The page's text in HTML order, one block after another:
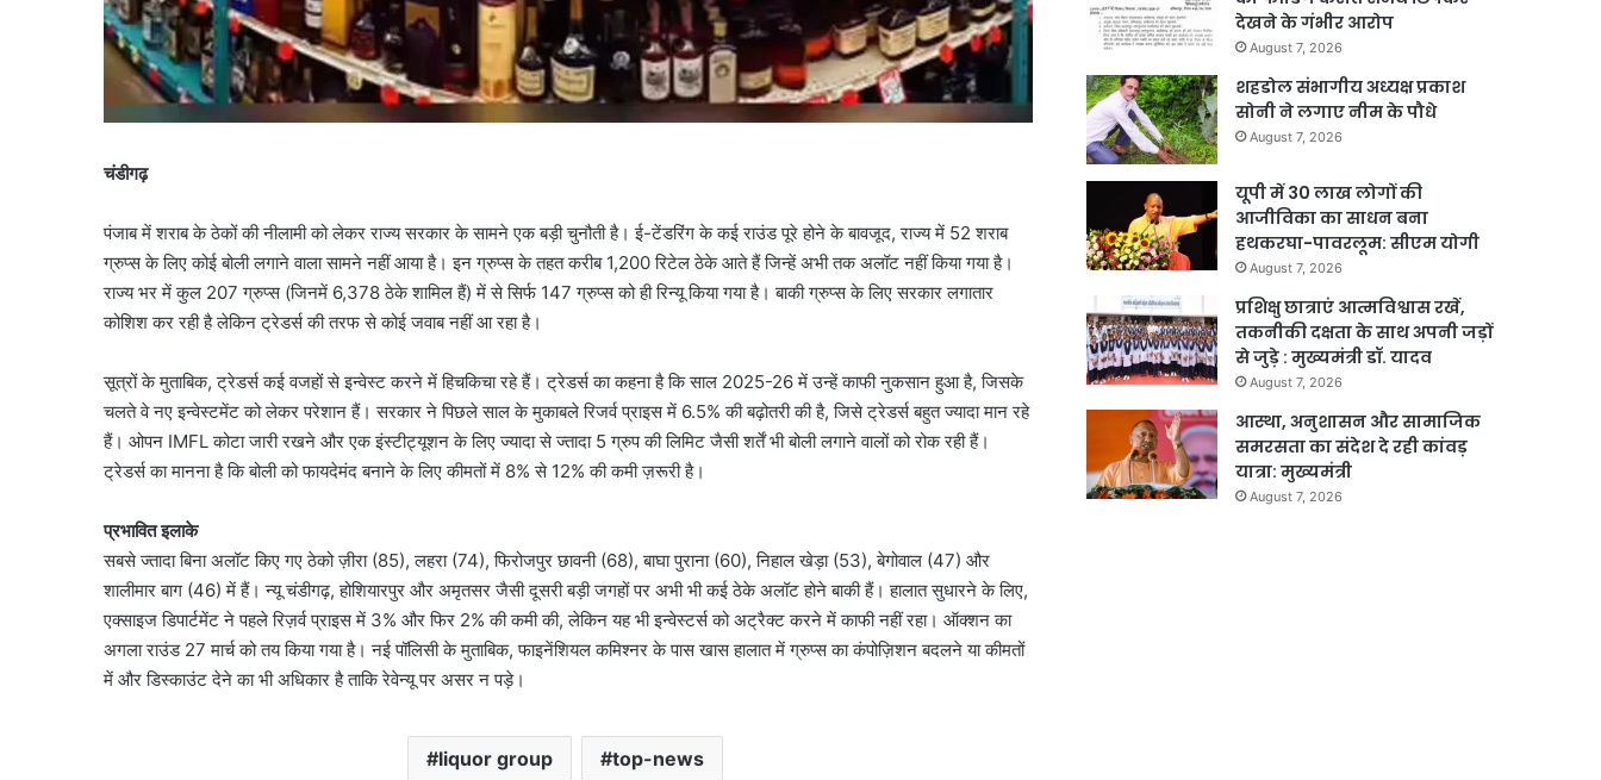
चंडीगढ़
पंजाब में शराब के ठेकों की नीलामी को लेकर राज्य सरकार के सामने एक बड़ी चुनौती है। ई-टेंडरिंग के कई राउंड पूरे होने के बावजूद, राज्य में 52 शराब
ग्रुप्स के लिए कोई बोली लगाने वाला सामने नहीं आया है। इन ग्रुप्स के तहत करीब 1,200 रिटेल ठेके आते हैं जिन्हें अभी तक अलॉट नहीं किया गया है।
राज्य भर में कुल 207 ग्रुप्स (जिनमें 6,378 ठेके शामिल हैं) में से सिर्फ 147 ग्रुप्स को ही रिन्यू किया गया है। बाकी ग्रुप्स के लिए सरकार लगातार
कोशिश कर रही है लेकिन ट्रेडर्स की तरफ से कोई जवाब नहीं आ रहा है।
सूत्रों के मुताबिक, ट्रेडर्स कई वजहों से इन्वेस्ट करने में हिचकिचा रहे हैं। ट्रेडर्स का कहना है कि साल 2025-26 में उन्हें काफी नुकसान हुआ है, जिसके
चलते वे नए इन्वेस्टमेंट को लेकर परेशान हैं। सरकार ने पिछले साल के मुकाबले रिजर्व प्राइस में 6.5% की बढ़ोतरी की है, जिसे ट्रेडर्स बहुत ज्यादा मान रहे
हैं। ओपन IMFL कोटा जारी रखने और एक इंस्टीट्यूशन के लिए ज्यादा से ज्तादा 5 ग्रुप की लिमिट जैसी शर्तें भी बोली लगाने वालों को रोक रही हैं।
ट्रेडर्स का मानना ​​है कि बोली को फायदेमंद बनाने के लिए कीमतों में 8% से 12% की कमी ज़रूरी है।
प्रभावित इलाके
सबसे ज्तादा बिना अलॉट किए गए ठेको ज़ीरा (85), लहरा (74), फिरोजपुर छावनी (68), बाघा पुराना (60), निहाल खेड़ा (53), बेगोवाल (47) और
शालीमार बाग (46) में हैं। न्यू चंडीगढ़, होशियारपुर और अमृतसर जैसी दूसरी बड़ी जगहों पर अभी भी कई ठेके अलॉट होने बाकी हैं। हालात सुधारने के लिए,
एक्साइज डिपार्टमेंट ने पहले रिज़र्व प्राइस में 3% और फिर 2% की कमी की, लेकिन यह भी इन्वेस्टर्स को अट्रैक्ट करने में काफी नहीं रहा। ऑक्शन का
अगला राउंड 27 मार्च को तय किया गया है। नई पॉलिसी के मुताबिक, फाइनेंशियल कमिश्नर के पास खास हालात में ग्रुप्स का कंपोज़िशन बदलने या कीमतों
में और डिस्काउंट देने का भी अधिकार है ताकि रेवेन्यू पर असर न पड़े।
liquor group top-news
देखने के गंभीर आरोप
August 7, 2026
शहडोल संभागीय अध्यक्ष प्रकाश
सोनी ने लगाए नीम के पौधे
August 7, 2026
यूपी में 30 लाख लोगों की
आजीविका का साधन बना
हथकरघा-पावरलूम: सीएम योगी
August 7, 2026
प्रशिक्षु छात्राएं आत्मविश्वास रखें,
तकनीकी दक्षता के साथ अपनी जड़ों
से जुड़े : मुख्यमंत्री डॉ. यादव
August 7, 2026
आस्था, अनुशासन और सामाजिक
समरसता का संदेश दे रही कांवड़
यात्रा: मुख्यमंत्री
August 7, 2026